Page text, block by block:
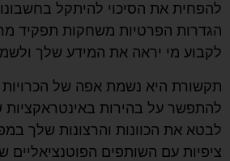
להפחית את הסיכוי להיתקל
הגדרות הפרטיות משחקות תפקיד
לקבוע מי יראה את המידע שלך
תקשורת היא נשמת אפה של הכרויות
להתפשר על בהירות באינטראקציות
לבטא את הכוונות והרצונות שלך
ציפיות עם השותפים הפוטנציאליים